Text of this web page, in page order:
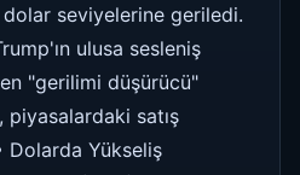
seviyelerine geriledi.
ulusa sesleniş
"gerilimi düşürücü"
piyasalardaki satış
• Dolarda Yükseliş